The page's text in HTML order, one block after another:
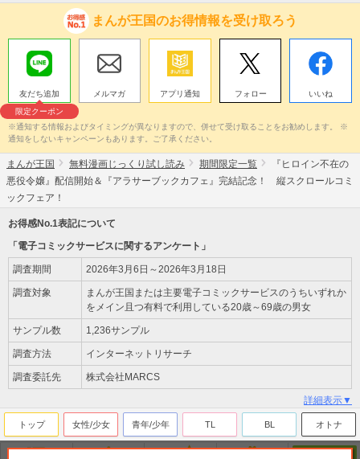
まんが王国のお得情報を受け取ろう
友だち追加
限定クーポン
メルマガ アプリ通知 フォロー いいね
※通知する情報およびタイミングが異なりますので、併せて受け取ることをお勧めします。 ※
通知をしないキャンペーンもあります。ご了承ください。
まんが王国 無料漫画じっくり試し読み 期間限定一覧
『ヒロイン不在の
悪役令嬢』配信開始＆『アラサーブックカフェ』完結記念！ 縦スクロールコミ
ックフェア！
お得感No.1表記について
「電子コミックサービスに関するアンケート」
調査期間 2026年3月6日～2026年3月18日
調査対象
まんが王国または主要電子コミックサービスのうちいずれか
をメイン且つ有料で利用している20歳～69歳の男女
サンプル数 1,236サンプル
調査方法 インターネットリサーチ
調査委託先 株式会社MARCS
詳細表示▼
トップ 女性/少女 青年/少年 TL BL オトナ